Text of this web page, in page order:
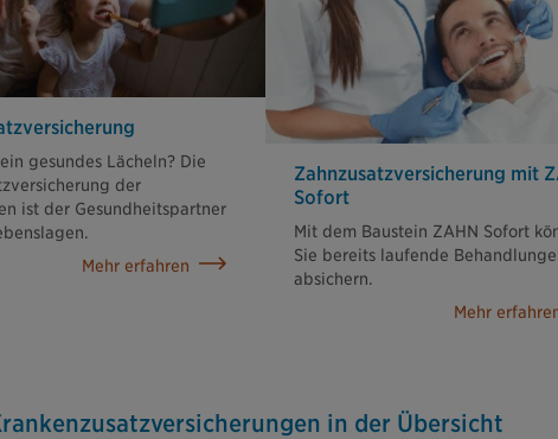
gesundes Lächeln? Die
der
ist der Gesundheitspartner
Mehr erfahren
Zahnzusatz­versicherung mit
Sofort
Mit dem Baustein ZAHN Sofort
Sie bereits laufende
absichern.
Mehr
in der Übersicht